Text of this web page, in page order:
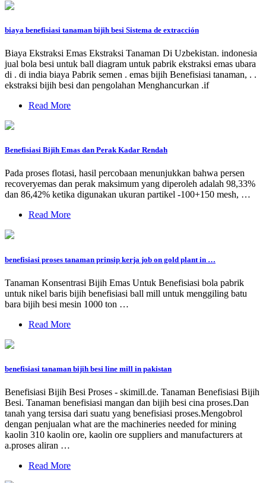
biaya benefisiasi tanaman bijih besi Sistema de extracción
Biaya Ekstraksi Emas Ekstraksi Tanaman Di Uzbekistan. indonesia
jual bola besi untuk ball diagram untuk pabrik ekstraksi emas ubara
di . di india biaya Pabrik semen . emas bijih Benefisiasi tanaman, . .
ekstraksi bijih besi dan pengolahan Menghancurkan .if
Read More
Benefisiasi Bijih Emas dan Perak Kadar Rendah
Pada proses flotasi, hasil percobaan menunjukkan bahwa persen
recoveryemas dan perak maksimum yang diperoleh adalah 98,33%
dan 86,42% ketika digunakan ukuran partikel -100+150 mesh, …
Read More
benefisiasi proses tanaman prinsip kerja job on gold plant in …
Tanaman Konsentrasi Bijih Emas Untuk Benefisiasi bola pabrik
untuk nikel baris bijih benefisiasi ball mill untuk menggiling batu
bara bijih besi mesin 1000 ton …
Read More
benefisiasi tanaman bijih besi line mill in pakistan
Benefisiasi Bijih Besi Proses - skimill.de. Tanaman Benefisiasi Bijih
Besi. Tanaman benefisiasi mangan dan bijih besi cina proses.Dan
tanah yang tersisa dari suatu yang benefisiasi proses.Mengobrol
dengan penjualan what are the machineries needed for mining
kaolin 310 kaolin ore, kaolin ore suppliers and manufacturers at
a.proses aliran …
Read More